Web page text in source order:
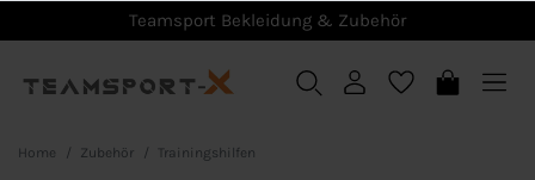
Teamsport Bekleidung & Zubehör
Home Zubehör Trainingshilfen